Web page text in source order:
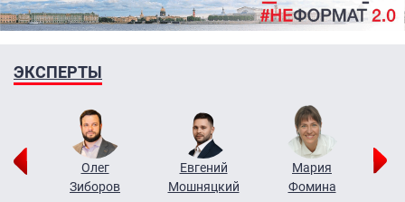
ЭКСПЕРТЫ
Олег
Зиборов
Евгений
Мошняцкий
Мария
Фомина